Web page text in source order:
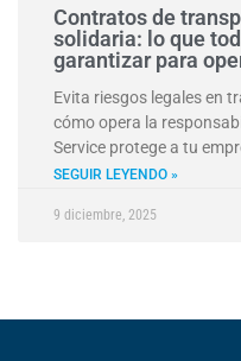
Contratos de
solidaria: lo que
garantizar para
Evita riesgos legales en
cómo opera la
Service protege a tu
SEGUIR LEYENDO »
9 diciembre, 2025